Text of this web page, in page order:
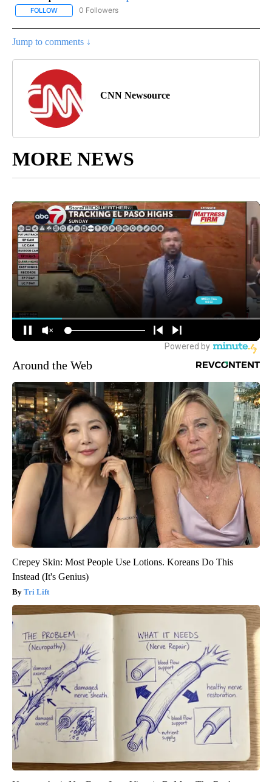
FOLLOW FOLLOW "CNN - SPANISH" TO RECEIVE NOTIFICATIONS ABOUT
0 Followers
Jump to comments ↓
CNN Newsource
MORE NEWS
Around the Web
Crepey Skin: Most People Use Lotions. Koreans Do This
Instead (It's Genius)
Tri Lift